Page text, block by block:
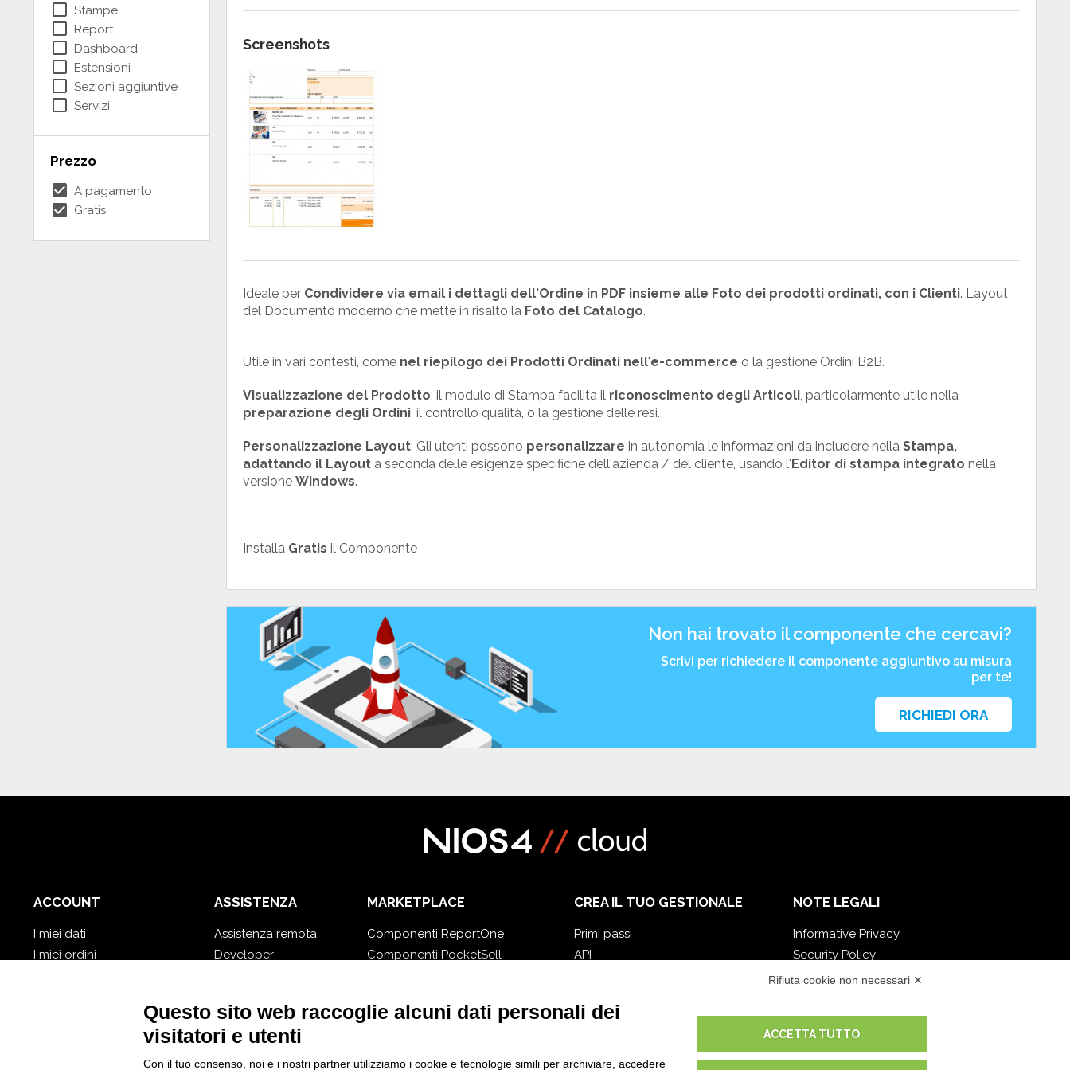
check_box_outline_blank Stampe
check_box_outline_blank Report
check_box_outline_blank Dashboard
check_box_outline_blank Estensioni
check_box_outline_blank Sezioni aggiuntive
check_box_outline_blank Servizi
Prezzo
check_box A pagamento
check_box Gratis
Screenshots
Ideale per Condividere via email i dettagli dell'Ordine in PDF insieme alle Foto dei prodotti ordinati, con i Clienti. Layout
del Documento moderno che mette in risalto la Foto del Catalogo.
Utile in vari contesti, come nel riepilogo dei Prodotti Ordinati nell'e-commerce o la gestione Ordini B2B.
Visualizzazione del Prodotto: il modulo di Stampa facilita il riconoscimento degli Articoli , particolarmente utile nella
preparazione degli Ordini , il controllo qualità, o la gestione delle resi.
Personalizzazione Layout: Gli utenti possono personalizzare in autonomia le informazioni da includere nella Stampa,
adattando il Layout a seconda delle esigenze specifiche dell'azienda / del cliente, usando l'Editor di stampa integrato nella
versione Windows.
Installa Gratis il Componente
Non hai trovato il componente che cercavi?
Scrivi per richiedere il componente aggiuntivo su misura
per te!
RICHIEDI ORA
ACCOUNT
I miei dati
I miei ordini
ASSISTENZA
Assistenza remota
Developer
MARKETPLACE
Componenti ReportOne
Componenti PocketSell
Componenti Invoice4Cloud
CREA IL TUO GESTIONALE
Primi passi
API
NOTE LEGALI
Informative Privacy
Security Policy
Documentazione contrattuale e GDPR
Condizioni di vendita
Condizioni del servizio di supporto
Impostazioni cookie
Rifiuta cookie non necessari ✕
Questo sito web raccoglie alcuni dati personali dei
visitatori e utenti
Con il tuo consenso, noi e i nostri partner utilizziamo i cookie e tecnologie simili per archiviare, accedere
ACCETTA TUTTO